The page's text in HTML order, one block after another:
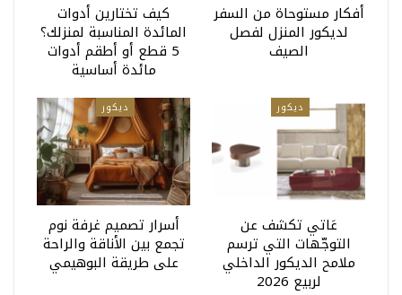
أفكار مستوحاة من السفر
لديكور المنزل لفصل
الصيف
كيف تختارين أدوات
المائدة المناسبة لمنزلك؟
5 قطع أو أطقم أدوات
مائدة أساسية
ديكور
عَاتي تكشف عن
التوجّهات التي ترسم
ملامح الديكور الداخلي
لربيع 2026
ديكور
أسرار تصميم غرفة نوم
تجمع بين الأناقة والراحة
على طريقة البوهيمي